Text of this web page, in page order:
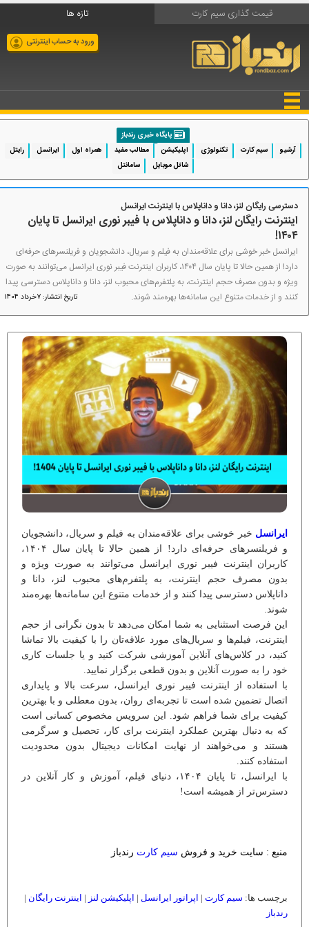
قیمت گذاری سیم کارت تازه ها
ورود به حساب اینترنتی
پایگاه خبری رندباز
آرشیو
سیم کارت تکنولوژی اپلیکیشن مطالب مفید همراه اول ایرانسل
رایتل
شاتل موبایل
سامانتل
دسترسی رایگان لنز، دانا و داناپلاس با اینترنت ایرانسل
اینترنت رایگان لنز، دانا و داناپلاس با فیبر نوری ایرانسل تا پایان
۱۴۰۴!
ایرانسل خبر خوشی برای علاقه‌مندان به فیلم و سریال، دانشجویان و فریلنسرهای حرفه‌ای
دارد! از همین حالا تا پایان سال ۱۴۰۴، کاربران اینترنت فیبر نوری ایرانسل می‌توانند به صورت
ویژه و بدون مصرف حجم اینترنت، به پلتفرم‌های محبوب لنز، دانا و داناپلاس دسترسی پیدا
کنند و از خدمات متنوع این سامانه‌ها بهره‌مند شوند.
تاریخ انتشار: 7خرداد 1404
ایرانسل خبر خوشی برای علاقه‌مندان به فیلم و سریال، دانشجویان
و فریلنسرهای حرفه‌ای دارد! از همین حالا تا پایان سال ۱۴۰۴،
کاربران اینترنت فیبر نوری ایرانسل می‌توانند به صورت ویژه و
بدون مصرف حجم اینترنت، به پلتفرم‌های محبوب لنز، دانا و
داناپلاس دسترسی پیدا کنند و از خدمات متنوع این سامانه‌ها بهره‌مند
شوند.
این فرصت استثنایی به شما امکان می‌دهد تا بدون نگرانی از حجم
اینترنت، فیلم‌ها و سریال‌های مورد علاقه‌تان را با کیفیت بالا تماشا
کنید، در کلاس‌های آنلاین آموزشی شرکت کنید و یا جلسات کاری
خود را به صورت آنلاین و بدون قطعی برگزار نمایید.
با استفاده از اینترنت فیبر نوری ایرانسل، سرعت بالا و پایداری
اتصال تضمین شده است تا تجربه‌ای روان، بدون معطلی و با بهترین
کیفیت برای شما فراهم شود. این سرویس مخصوص کسانی است
که به دنبال بهترین عملکرد اینترنت برای کار، تحصیل و سرگرمی
هستند و می‌خواهند از نهایت امکانات دیجیتال بدون محدودیت
استفاده کنند.
با ایرانسل، تا پایان ۱۴۰۴، دنیای فیلم، آموزش و کار آنلاین در
دسترس‌تر از همیشه است!
منبع : سایت خرید و فروش سیم کارت رندباز
برچسب ها: سیم کارت | اپراتور ایرانسل | اپلیکیشن لنز | اینترنت رایگان |
رندباز